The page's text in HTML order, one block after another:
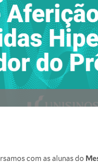
com as alunas do